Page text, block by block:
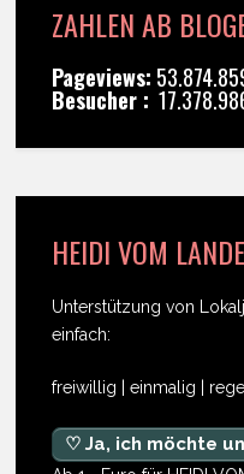
ZAHLEN AB
Pageviews:
Besucher :
HEIDI VOM
Unterstützung von
einfach:
freiwillig | einmalig |
♡ Ja, ich möchte